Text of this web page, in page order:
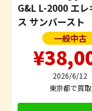
G&L L-2000 エレ
ス サンバースト
一般中古
2026/6/12
東京都で買取